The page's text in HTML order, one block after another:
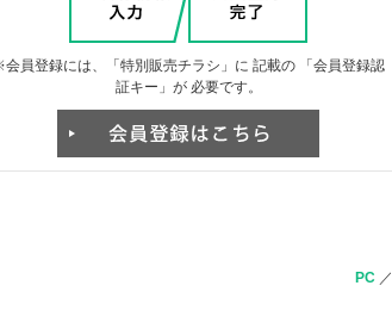
員登録には、「特別販売チラシ」に 記載の 「会員登録認
証キー」が 必要です。
PC／